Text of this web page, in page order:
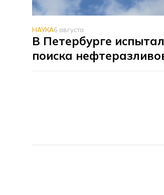
НАУКА6 августа
В Петербурге
поиска